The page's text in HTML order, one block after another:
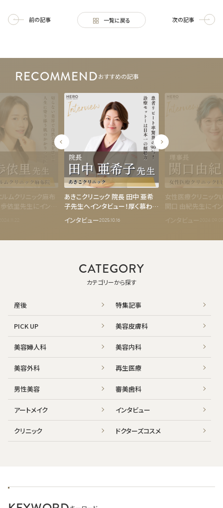
前の記事 一覧に戻る 次の記事
RECOMMENDおすすめの記事
ムクリニック麻布
依里先生にインタ
あきこクリニック 院長 田中 亜希
子先生へインタビュー！厚く慕われ
る“美容のかかりつけ医”が具現
化する、美容医療の真価と次世代
インタビュー2025.10.16
女性医療クリニック
関口 由紀先生にイ
気な中高年女子を増
インタビュー
CATEGORY
カテゴリーから探す
産後 特集記事
PICK UP 美容皮膚科
美容婦人科 美容内科
美容外科 再生医療
男性美容 審美歯科
アートメイク インタビュー
クリニック ドクターズコスメ